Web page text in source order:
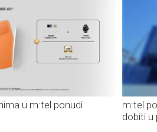
u m:tel ponudi
m:tel
dobiti u